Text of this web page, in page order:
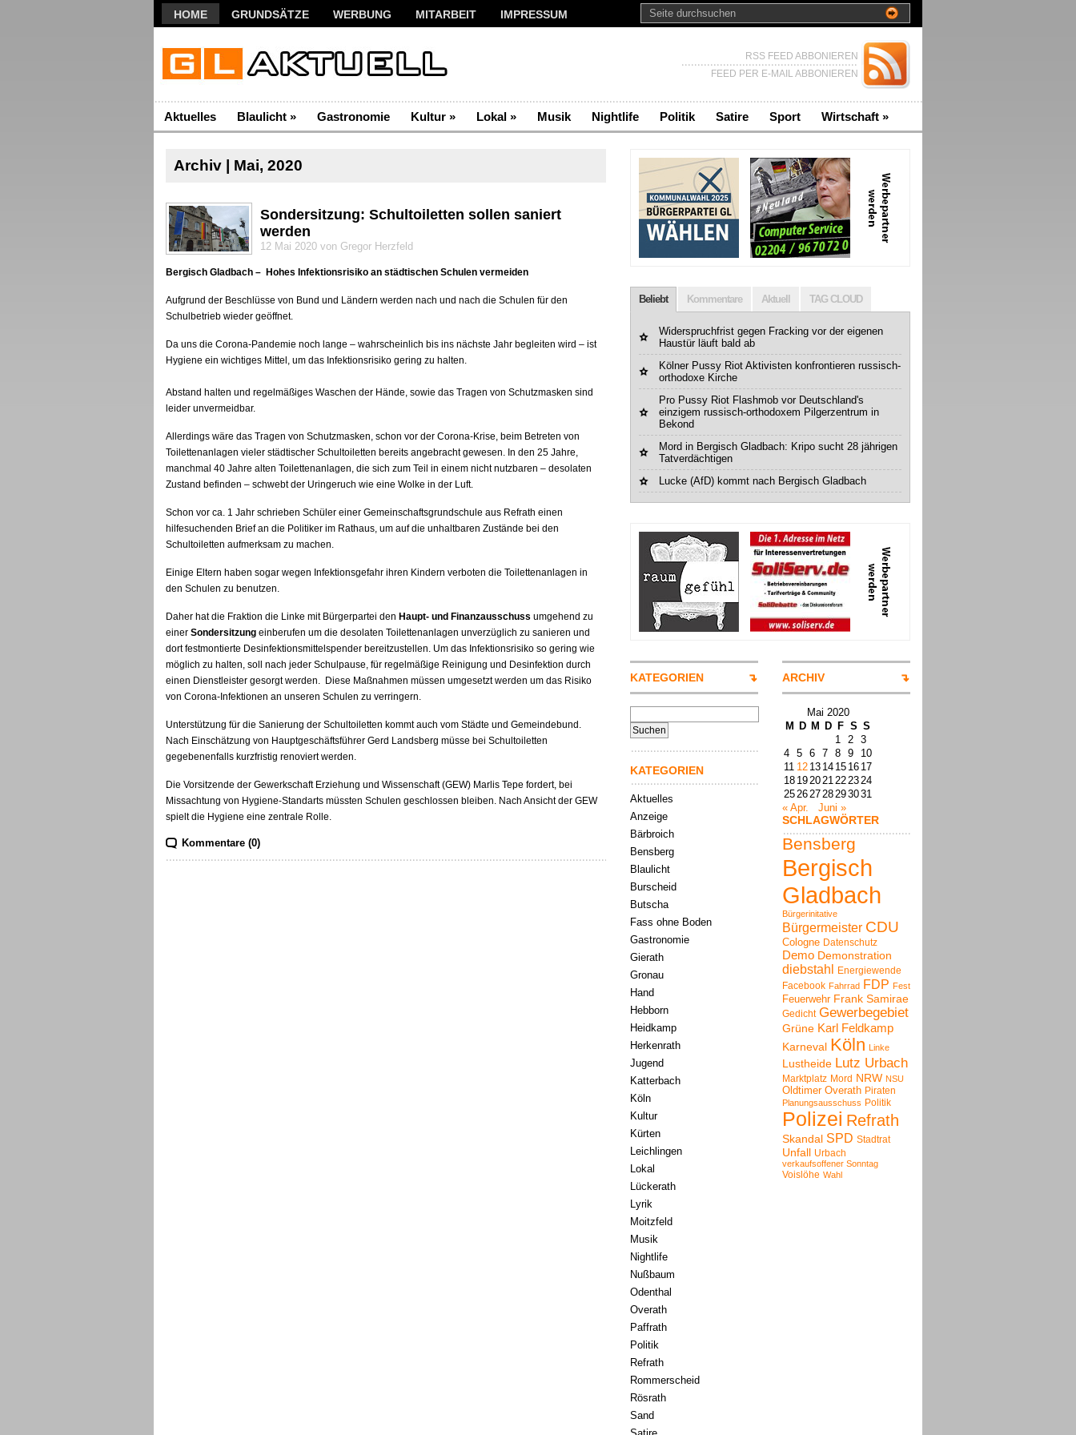
HOME GRUNDSÄTZE WERBUNG MITARBEIT IMPRESSUM
RSS FEED ABBONIEREN
FEED PER E-MAIL ABBONIEREN
Aktuelles Blaulicht » Gastronomie Kultur » Lokal » Musik Nightlife Politik Satire Sport Wirtschaft »
Archiv | Mai, 2020
Sondersitzung: Schultoiletten sollen saniert
werden
12 Mai 2020 von Gregor Herzfeld
Bergisch Gladbach – Hohes Infektionsrisiko an städtischen Schulen vermeiden
Aufgrund der Beschlüsse von Bund und Ländern werden nach und nach die Schulen für den
Schulbetrieb wieder geöffnet.
Da uns die Corona-Pandemie noch lange – wahrscheinlich bis ins nächste Jahr begleiten wird – ist
Hygiene ein wichtiges Mittel, um das Infektionsrisiko gering zu halten.
Abstand halten und regelmäßiges Waschen der Hände, sowie das Tragen von Schutzmasken sind
leider unvermeidbar.
Allerdings wäre das Tragen von Schutzmasken, schon vor der Corona-Krise, beim Betreten von
Toilettenanlagen vieler städtischer Schultoiletten bereits angebracht gewesen. In den 25 Jahre,
manchmal 40 Jahre alten Toilettenanlagen, die sich zum Teil in einem nicht nutzbaren – desolaten
Zustand befinden – schwebt der Uringeruch wie eine Wolke in der Luft.
Schon vor ca. 1 Jahr schrieben Schüler einer Gemeinschaftsgrundschule aus Refrath einen
hilfesuchenden Brief an die Politiker im Rathaus, um auf die unhaltbaren Zustände bei den
Schultoiletten aufmerksam zu machen.
Einige Eltern haben sogar wegen Infektionsgefahr ihren Kindern verboten die Toilettenanlagen in
den Schulen zu benutzen.
Daher hat die Fraktion die Linke mit Bürgerpartei den Haupt- und Finanzausschuss umgehend zu
einer Sondersitzung einberufen um die desolaten Toilettenanlagen unverzüglich zu sanieren und
dort festmontierte Desinfektionsmittelspender bereitzustellen. Um das Infektionsrisiko so gering wie
möglich zu halten, soll nach jeder Schulpause, für regelmäßige Reinigung und Desinfektion durch
einen Dienstleister gesorgt werden. Diese Maßnahmen müssen umgesetzt werden um das Risiko
von Corona-Infektionen an unseren Schulen zu verringern.
Unterstützung für die Sanierung der Schultoiletten kommt auch vom Städte und Gemeindebund.
Nach Einschätzung von Hauptgeschäftsführer Gerd Landsberg müsse bei Schultoiletten
gegebenenfalls kurzfristig renoviert werden.
Die Vorsitzende der Gewerkschaft Erziehung und Wissenschaft (GEW) Marlis Tepe fordert, bei
Missachtung von Hygiene-Standarts müssten Schulen geschlossen bleiben. Nach Ansicht der GEW
spielt die Hygiene eine zentrale Rolle.
Kommentare (0)
Beliebt Kommentare Aktuell TAG CLOUD
Widerspruchfrist gegen Fracking vor der eigenen
Haustür läuft bald ab
Kölner Pussy Riot Aktivisten konfrontieren russisch-
orthodoxe Kirche
Pro Pussy Riot Flashmob vor Deutschland's
einzigem russisch-orthodoxem Pilgerzentrum in
Bekond
Mord in Bergisch Gladbach: Kripo sucht 28 jährigen
Tatverdächtigen
Lucke (AfD) kommt nach Bergisch Gladbach
KATEGORIEN
nach:
KATEGORIEN
Aktuelles
Anzeige
Bärbroich
Bensberg
Blaulicht
Burscheid
Butscha
Fass ohne Boden
Gastronomie
Gierath
Gronau
Hand
Hebborn
Heidkamp
Herkenrath
Jugend
Katterbach
Köln
Kultur
Kürten
Leichlingen
Lokal
Lückerath
Lyrik
Moitzfeld
Musik
Nightlife
Nußbaum
Odenthal
Overath
Paffrath
Politik
Refrath
Rommerscheid
Rösrath
Sand
ARCHIV
Mai 2020
M
D M D F S S
1 2 3
4 5 6 7 8 9
10
11 12 13 14 15 16 17
18 192021222324
25262728293031
« Apr.
Juni »
SCHLAGWÖRTER
Bensberg
Bergisch
Gladbach
Bürgerinitative
Bürgermeister CDU
Cologne Datenschutz
Demo Demonstration
diebstahl Energiewende
Facebook Fahrrad FDP Fest
Feuerwehr Frank Samirae
Gedicht Gewerbegebiet
Grüne Karl Feldkamp
Karneval Köln Linke
Lustheide Lutz Urbach
Marktplatz Mord NRW NSU
Oldtimer Overath Piraten
Planungsausschuss Politik
Polizei Refrath
Skandal SPD Stadtrat
Unfall Urbach
verkaufsoffener Sonntag
Voislöhe Wahl